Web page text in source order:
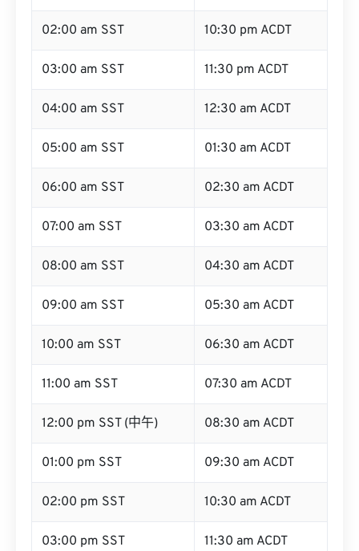
02:00 am SST 10:30 pm ACDT
03:00 am SST 11:30 pm ACDT
04:00 am SST 12:30 am ACDT
05:00 am SST 01:30 am ACDT
06:00 am SST 02:30 am ACDT
07:00 am SST 03:30 am ACDT
08:00 am SST 04:30 am ACDT
09:00 am SST 05:30 am ACDT
10:00 am SST 06:30 am ACDT
11:00 am SST 07:30 am ACDT
12:00 pm SST (中午) 08:30 am ACDT
01:00 pm SST 09:30 am ACDT
02:00 pm SST 10:30 am ACDT
03:00 pm SST 11:30 am ACDT